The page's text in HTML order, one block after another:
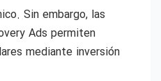
Sin embargo, las
Ads permiten
mediante inversión